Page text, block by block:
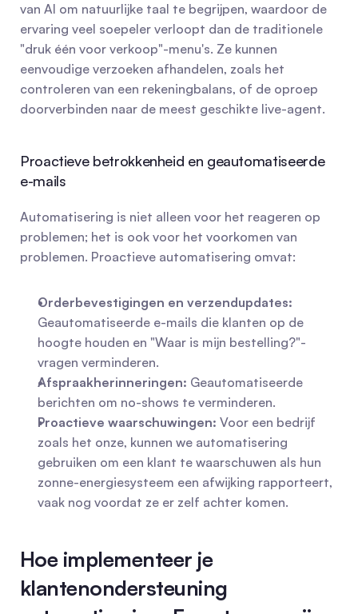
van AI om natuurlijke taal te begrijpen, waardoor de
ervaring veel soepeler verloopt dan de traditionele
"druk één voor verkoop"-menu's. Ze kunnen
eenvoudige verzoeken afhandelen, zoals het
controleren van een rekeningbalans, of de oproep
doorverbinden naar de meest geschikte live-agent.
Proactieve betrokkenheid en geautomatiseerde
e-mails
Automatisering is niet alleen voor het reageren op
problemen; het is ook voor het voorkomen van
problemen. Proactieve automatisering omvat:
Orderbevestigingen en verzendupdates:
Geautomatiseerde e-mails die klanten op de
hoogte houden en "Waar is mijn bestelling?"-
vragen verminderen.
Afspraakherinneringen: Geautomatiseerde
berichten om no-shows te verminderen.
Proactieve waarschuwingen: Voor een bedrijf
zoals het onze, kunnen we automatisering
gebruiken om een klant te waarschuwen als hun
zonne-energiesysteem een afwijking rapporteert,
vaak nog voordat ze er zelf achter komen.
Hoe implementeer je
klantenondersteuning